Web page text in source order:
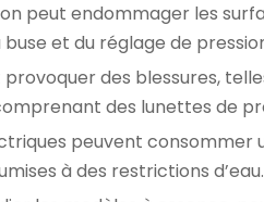
peut endommager les
et du réglage de
provoquer des blessures,
des lunettes de
peuvent consommer
à des restrictions d’eau.